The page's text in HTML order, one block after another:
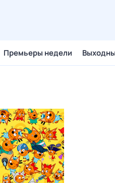
Премьеры недели